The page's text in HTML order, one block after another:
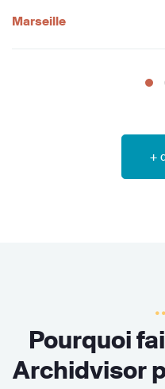
Marseille
+
Pourquoi
Archidvisor